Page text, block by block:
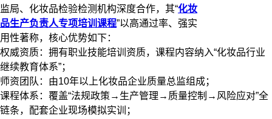
监局、化妆品检验检测机构深度合作，其“化妆
品生产负责人专项培训课程”以​​高通过率、强实
用性​​著称，核心优势如下：
​​权威资质​​：拥有职业技能培训资质，课程内容纳入“化妆品行业
继续教育体系”；
​​师资团队​​：由10年以上化妆品企业质量总监组成；
​​课程体系​​：覆盖“法规政策→生产管理→质量控制→风险应对”全
链条，配套企业现场模拟实训；